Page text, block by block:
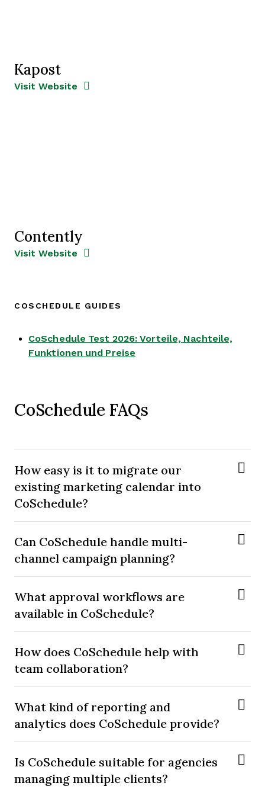
Kapost
Opens new window
Visit Website Opens New Window
Contently
Opens new window
Visit Website Opens New Window
COSCHEDULE GUIDES
CoSchedule Test 2026: Vorteile, Nachteile,
Funktionen und Preise
CoSchedule FAQs
How easy is it to migrate our
existing marketing calendar into
CoSchedule?
Can CoSchedule handle multi-
channel campaign planning?
What approval workflows are
available in CoSchedule?
How does CoSchedule help with
team collaboration?
What kind of reporting and
analytics does CoSchedule provide?
Is CoSchedule suitable for agencies
managing multiple clients?